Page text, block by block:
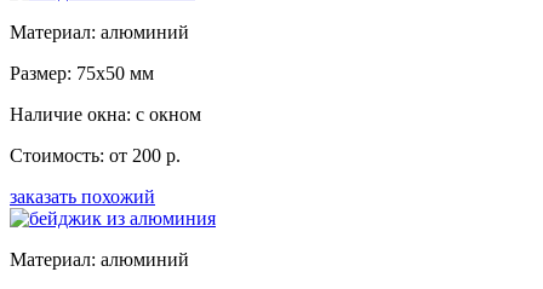
Материал: алюминий
Размер: 75x50 мм
Наличие окна: с окном
Стоимость: от 200 р.
заказать похожий
Материал: алюминий